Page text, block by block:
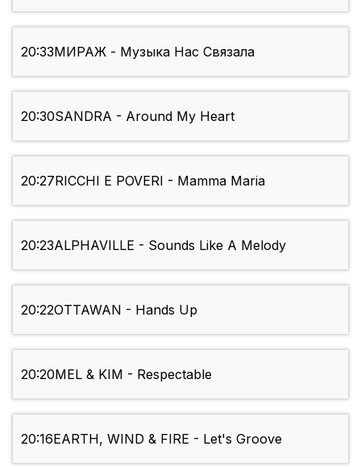
20:33МИРАЖ - Музыка Нас Связала
20:30SANDRA - Around My Heart
20:27RICCHI E POVERI - Mamma Maria
20:23ALPHAVILLE - Sounds Like A Melody
20:22OTTAWAN - Hands Up
20:20MEL & KIM - Respectable
20:16EARTH, WIND & FIRE - Let's Groove